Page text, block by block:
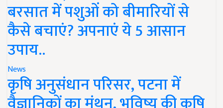
बरसात में पशुओं को बीमारियों से
कैसे बचाएं? अपनाएं ये 5 आसान
उपाय..
News
कृषि अनुसंधान परिसर, पटना में